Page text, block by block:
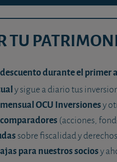
TU
descuento durante el primer
y sigue a diario tus
OCU Inversionesy
comparadores (acciones,
sobre fiscalidad y
para nuestros sociosy